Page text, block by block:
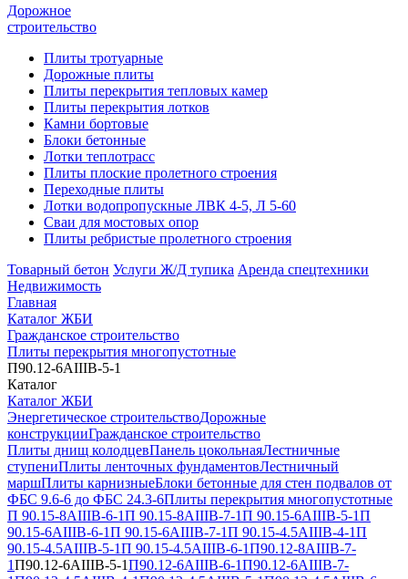
Дорожное
строительство
Плиты тротуарные
Дорожные плиты
Плиты перекрытия тепловых камер
Плиты перекрытия лотков
Камни бортовые
Блоки бетонные
Лотки теплотрасс
Плиты плоские пролетного строения
Переходные плиты
Лотки водопропускные ЛВК 4-5, Л 5-60
Сваи для мостовых опор
Плиты ребристые пролетного строения
Товарный бетон Услуги Ж/Д тупика Аренда спецтехники
Недвижимость
Главная
Каталог ЖБИ
Гражданское строительство
Плиты перекрытия многопустотные
П90.12-6АIIIВ-5-1
Каталог
Каталог ЖБИ
Энергетическое строительствоДорожные
конструкцииГражданское строительство
Плиты днищ колодцевПанель цокольнаяЛестничные
ступениПлиты ленточных фундаментовЛестничный
маршПлиты карнизныеБлоки бетонные для стен подвалов от
ФБС 9.6-6 до ФБС 24.3-6Плиты перекрытия многопустотные
П 90.15-8АIIIВ-6-1П 90.15-8АIIIВ-7-1П 90.15-6АIIIВ-5-1П
90.15-6АIIIВ-6-1П 90.15-6АIIIВ-7-1П 90.15-4.5АIIIВ-4-1П
90.15-4.5АIIIВ-5-1П 90.15-4.5АIIIВ-6-1П90.12-8АIIIВ-7-
1П90.12-6АIIIВ-5-1П90.12-6АIIIВ-6-1П90.12-6АIIIВ-7-